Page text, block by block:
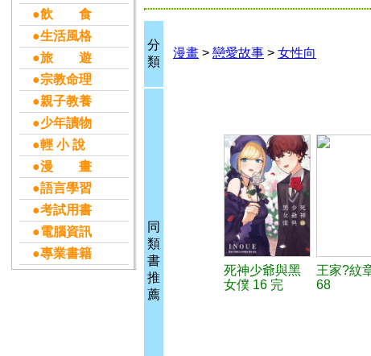
●飲 食
●生活風格
●旅 遊
●宗教命理
●親子教養
●少年讀物
●輕 小 說
●漫 畫
●語言學習
●考試用書
●電腦資訊
●專業書籍
分
類
漫畫 > 戀愛故事 > 女性向
同
類
書
推
薦
死神少爺與黑
女僕 16 完
王家?紋
68